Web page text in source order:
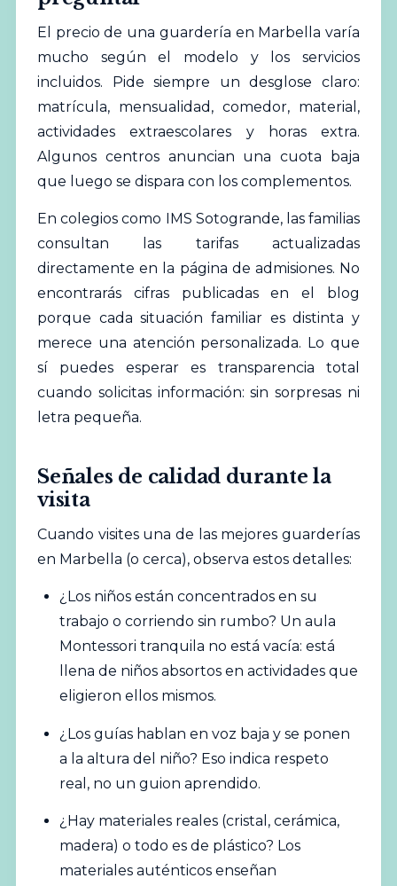
El precio de una guardería en Marbella varía
mucho según el modelo y los servicios
incluidos. Pide siempre un desglose claro:
matrícula, mensualidad, comedor, material,
actividades extraescolares y horas extra.
Algunos centros anuncian una cuota baja
que luego se dispara con los complementos.
En colegios como IMS Sotogrande, las familias
consultan las tarifas actualizadas
directamente en la página de admisiones. No
encontrarás cifras publicadas en el blog
porque cada situación familiar es distinta y
merece una atención personalizada. Lo que
sí puedes esperar es transparencia total
cuando solicitas información: sin sorpresas ni
letra pequeña.
Señales de calidad durante la
visita
Cuando visites una de las mejores guarderías
en Marbella (o cerca), observa estos detalles:
¿Los niños están concentrados en su
trabajo o corriendo sin rumbo? Un aula
Montessori tranquila no está vacía: está
llena de niños absortos en actividades que
eligieron ellos mismos.
¿Los guías hablan en voz baja y se ponen
a la altura del niño? Eso indica respeto
real, no un guion aprendido.
¿Hay materiales reales (cristal, cerámica,
madera) o todo es de plástico? Los
materiales auténticos enseñan